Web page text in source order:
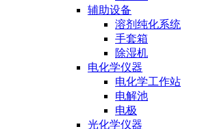
辅助设备
溶剂纯化系统
手套箱
除湿机
电化学仪器
电化学工作站
电解池
电极
光化学仪器